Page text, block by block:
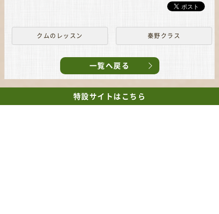
クムのレッスン 秦野クラス
一覧へ戻る
特設サイトはこちら